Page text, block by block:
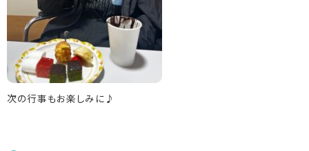
次の行事もお楽しみに♪